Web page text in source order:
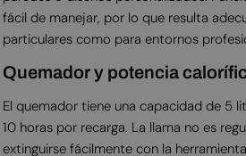
fácil de manejar, por lo que resulta
particulares como para entornos
Quemador y potencia
El quemador tiene una capacidad de 5
10 horas por recarga. La llama no es
extinguirse fácilmente con la